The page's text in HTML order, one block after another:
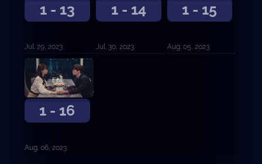
1 - 13
Jul. 29, 2023
1 - 14
Jul. 30, 2023
1 - 15
Aug. 05, 2023
1 - 16
Episodio 16
Aug. 06, 2023